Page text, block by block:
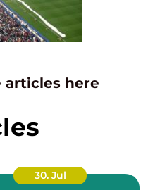
articles here
30. Jul